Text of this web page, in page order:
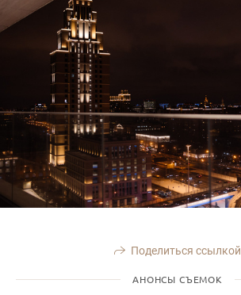
Поделиться ссылкой
АНОНСЫ СЪЕМОК